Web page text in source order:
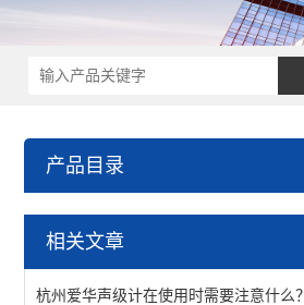
产品目录
水质分析仪
相关文章
杭州爱华声级计在使用时需要注意什么？